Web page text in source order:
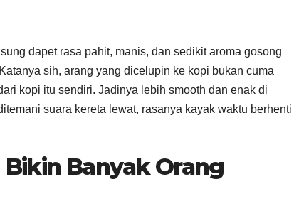
dapet rasa pahit, manis, dan sedikit aroma gosong
sih, arang yang dicelupin ke kopi bukan cuma
kopi itu sendiri. Jadinya lebih smooth dan enak di
suara kereta lewat, rasanya kayak waktu berhenti
Banyak Orang